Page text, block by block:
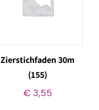
Zierstichfaden 30m
(155)
€3,55